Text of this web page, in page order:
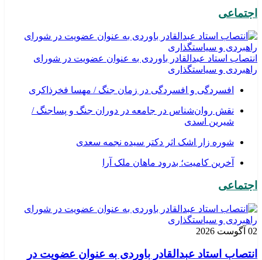
اجتماعی
انتصاب استاد عبدالقادر باوردی به عنوان عضویت در شورای
راهبردی و سیاستگذاری
افسردگی و افسردگی در زمان جنگ / مهسا فخرذاکری
نقش روان‌شناس در جامعه در دوران جنگ و پساجنگ /
شیرین اسدی
شوره زار اشک اثر دکتر سیده نجمه سعدی
​آخرین کامیت؛ بدرود ماهان ملک آرا
اجتماعی
02 آگوست 2026
انتصاب استاد عبدالقادر باوردی به عنوان عضویت در